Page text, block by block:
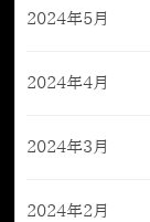
2024年5月
2024年4月
2024年3月
2024年2月